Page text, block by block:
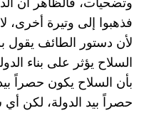
فذهبوا إلى وتيرة
لأن دستور الطائف يقول
السلاح يؤثر على بناء
بأن السلاح يكون حصراً
حصراً بيد الدولة، لكن